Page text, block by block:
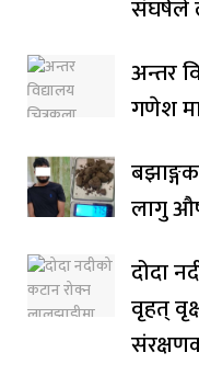
अन्तर
गणेश
लागु
दोदा
वृहत्